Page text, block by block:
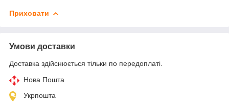
Приховати
Умови доставки
Доставка здійснюється тільки по передоплаті.
Нова Пошта
Укрпошта